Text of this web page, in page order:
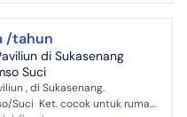
/tahun
di Sukasenang
Suci
, di Sukasenang.
untuk rumah